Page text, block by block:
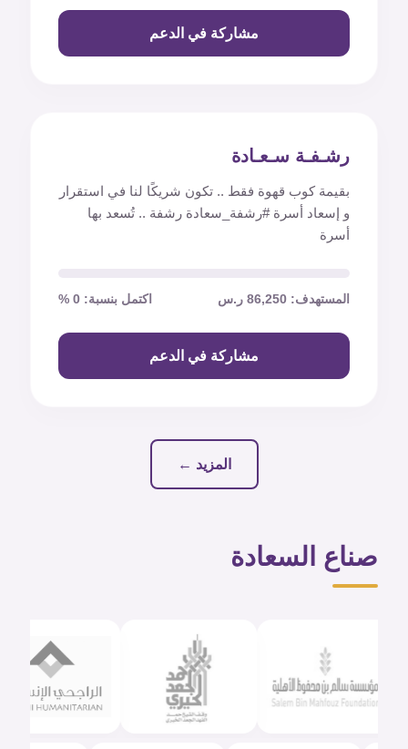
مشاركة في الدعم
رشـفـة سـعـادة
بقيمة كوب قهوة فقط .. تكون شريكًا لنا في استقرار
و إسعاد أسرة #رشفة_سعادة رشفة .. تُسعد بها
أسرة
المستهدف: 86,250 ر.س اكتمل بنسبة: 0 %
مشاركة في الدعم
المزيد ←
صناع السعادة